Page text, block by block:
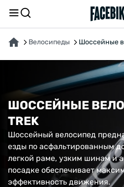
Велосипеды Шоссейные
ШОССЕЙНЫЕ
TREK
Шоссейный велосипед
езды по асфальтированным
легкой раме, узким шинам и
посадке обеспечивает
эффективность движения.